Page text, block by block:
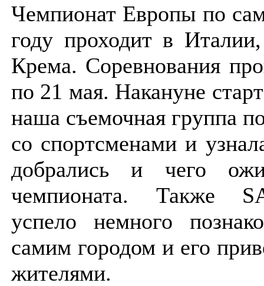
Чемпионат Европы по
году проходит в
Крема. Соревнования
по 21 мая. Накануне
наша съемочная группа
со спортсменами и
добрались и чего
чемпионата. Также
успело немного
самим городом и его
жителями.